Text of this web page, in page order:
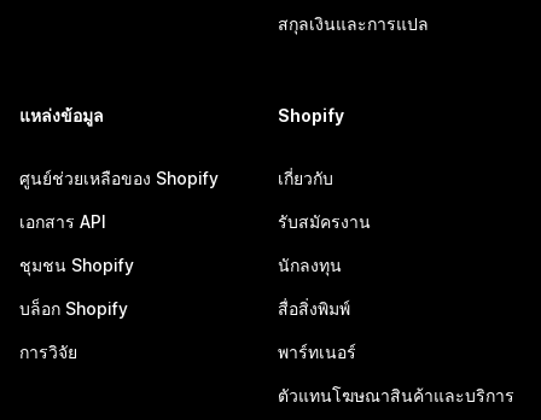
สกุลเงินและการแปล
แหล่งข้อมูล
ศูนย์ช่วยเหลือของ Shopify
เอกสาร API
ชุมชน Shopify
บล็อก Shopify
การวิจัย
Shopify
เกี่ยวกับ
รับสมัครงาน
นักลงทุน
สื่อสิ่งพิมพ์
พาร์ทเนอร์
ตัวแทนโฆษณาสินค้าและบริการ